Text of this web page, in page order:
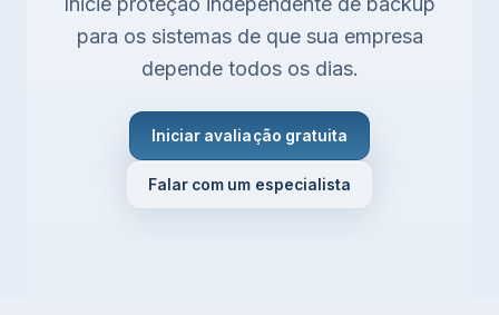
para os sistemas de que sua empresa
depende todos os dias.
Iniciar avaliação gratuita
Falar com um especialista